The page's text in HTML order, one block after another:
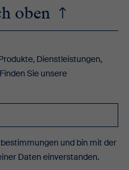
oben
Dienstleistungen,
Sie unsere
und bin mit der
Daten einverstanden.